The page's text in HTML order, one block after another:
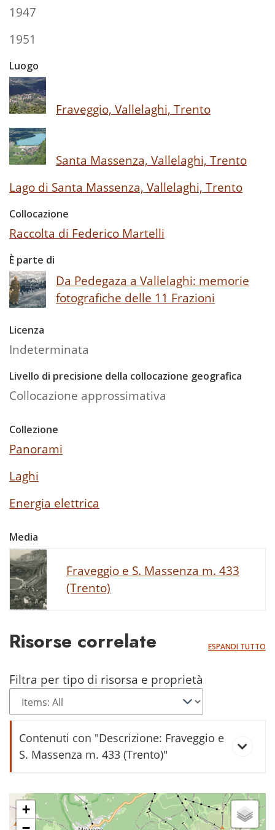
1947
1951
Luogo
Fraveggio, Vallelaghi, Trento
Santa Massenza, Vallelaghi, Trento
Lago di Santa Massenza, Vallelaghi, Trento
Collocazione
Raccolta di Federico Martelli
È parte di
Da Pedegaza a Vallelaghi: memorie
fotografiche delle 11 Frazioni
Licenza
Indeterminata
Livello di precisione della collocazione geografica
Collocazione approssimativa
Collezione
Panorami
Laghi
Energia elettrica
Media
Fraveggio e S. Massenza m. 433
(Trento)
Risorse correlate ESPANDI TUTTO
Filtra per tipo di risorsa e proprietà
Contenuti con "Descrizione: Fraveggio e
S. Massenza m. 433 (Trento)"
Il lago di Santa Massenza si
rimpicciolisce
+